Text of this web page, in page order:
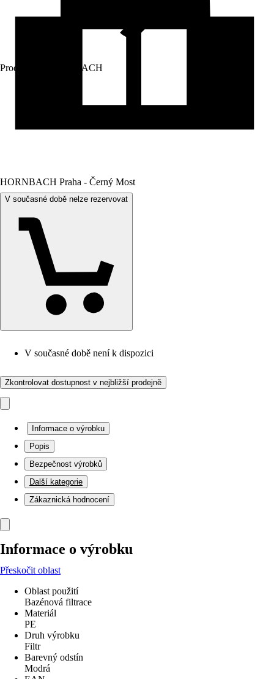
Prodej přes: HORNBACH
HORNBACH Praha - Černý Most
V současné době nelze rezervovat
V současné době není k dispozici
Zkontrolovat dostupnost v nejbližší prodejně
Informace o výrobku
Popis
Bezpečnost výrobků
Další kategorie
Zákaznická hodnocení
Informace o výrobku
Přeskočit oblast
Oblast použití
Bazénová filtrace
Materiál
PE
Druh výrobku
Filtr
Barevný odstín
Modrá